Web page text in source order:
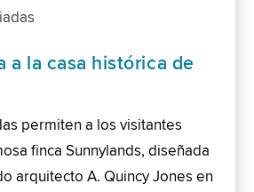
a la casa histórica de
permiten a los visitantes
finca Sunnylands, diseñada
arquitecto A. Quincy Jones en